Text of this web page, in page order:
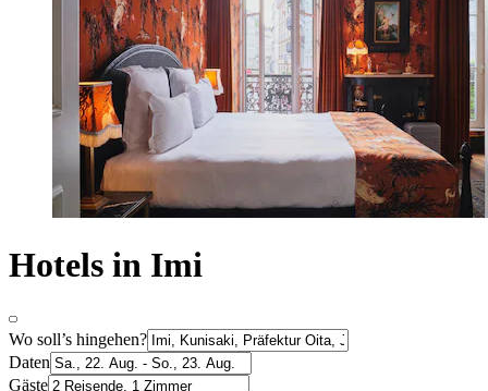
Hotels in Imi
Wo soll’s hingehen?
Daten
Gäste